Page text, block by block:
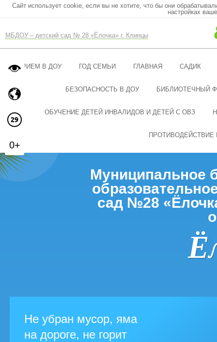
Сайт использует cookie, если вы не хотите, что бы они
настройках
МБДОУ – детский сад № 28 «Ёлочка» г. Клинцы
ПРИЕМ В ДОУ ГОД СЕМЬИ ГЛАВНАЯ САДИК
БЕЗОПАСНОСТЬ В ДОУ БИБЛИОТЕЧНЫЙ
ОБУЧЕНИЕ ДЕТЕЙ ИНВАЛИДОВ И ДЕТЕЙ С ОВЗ
ПРОТИВОДЕЙСТВИЕ
Муниципальное
сад №28
Не убран мусор, яма
на дороге, не горит
0+